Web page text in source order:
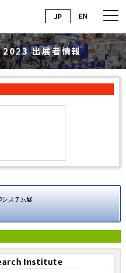
JP EN
出展者情報
システム展
Institute